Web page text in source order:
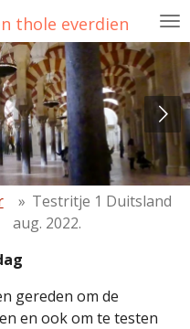
thole everdien
» Testritje 1 Duitsland
aug. 2022.
gereden om de
en ook om te testen